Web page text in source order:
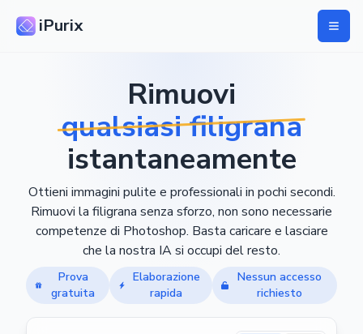
iPurix
Rimuovi
qualsiasi filigrana
istantaneamente
Ottieni immagini pulite e professionali in pochi secondi.
Rimuovi la filigrana senza sforzo, non sono necessarie
competenze di Photoshop. Basta caricare e lasciare
che la nostra IA si occupi del resto.
Prova
gratuita
Elaborazione
rapida
Nessun accesso
richiesto